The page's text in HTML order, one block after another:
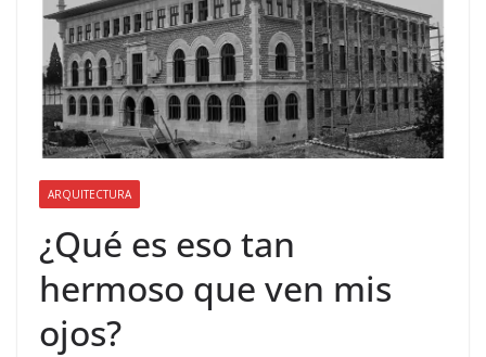
ARQUITECTURA
¿Qué es eso tan
hermoso que ven mis
ojos?